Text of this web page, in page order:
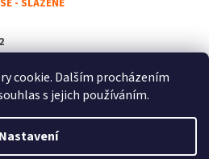
cookie. Dalším procházením
s jejich používáním.
Nastavení
- SLAZENÉ
Vytvořil Shoptet